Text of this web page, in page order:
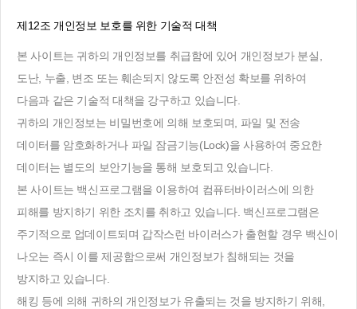
제12조 개인정보 보호를 위한 기술적 대책
본 사이트는 귀하의 개인정보를 취급함에 있어 개인정보가 분실,
도난, 누출, 변조 또는 훼손되지 않도록 안전성 확보를 위하여
다음과 같은 기술적 대책을 강구하고 있습니다.
귀하의 개인정보는 비밀번호에 의해 보호되며, 파일 및 전송
데이터를 암호화하거나 파일 잠금기능(Lock)을 사용하여 중요한
데이터는 별도의 보안기능을 통해 보호되고 있습니다.
본 사이트는 백신프로그램을 이용하여 컴퓨터바이러스에 의한
피해를 방지하기 위한 조치를 취하고 있습니다. 백신프로그램은
주기적으로 업데이트되며 갑작스런 바이러스가 출현할 경우 백신이
나오는 즉시 이를 제공함으로써 개인정보가 침해되는 것을
방지하고 있습니다.
해킹 등에 의해 귀하의 개인정보가 유출되는 것을 방지하기 위해,